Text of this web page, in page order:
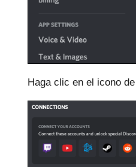
Haga clic en el icono de